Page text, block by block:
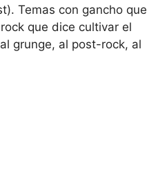
Temas con gancho que
que dice cultivar el
grunge, al post-rock, al